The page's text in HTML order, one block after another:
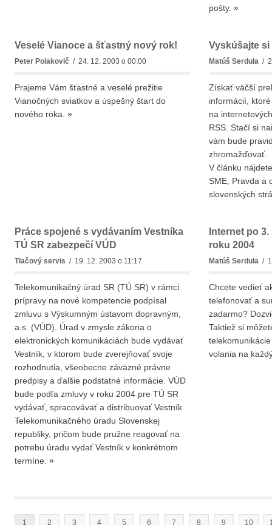
pošty. »
Veselé Vianoce a šťastný nový rok!
Peter Polakovič / 24. 12. 2003 o 00:00
Prajeme Vám šťastné a veselé prežitie
Vianočných sviatkov a úspešný štart do
nového roka. »
Vyskúšajte si
Matúš Serdula/
Získať väčší
informácií,
na
RSS. Stačí si
vám bude
zhromažďovať.
V článku
SME, Pravda a
slovenských
Práce spojené s vydávaním Vestníka
TÚ SR zabezpečí VÚD
Tlačový servis / 19. 12. 2003 o 11:17
Telekomunikačný úrad SR (TÚ SR) v rámci
prípravy na nové kompetencie podpísal
zmluvu s Výskumným ústavom dopravným,
a.s. (VÚD). Úrad v zmysle zákona o
elektronických komunikáciách bude vydávať
Vestník, v ktorom bude zverejňovať svoje
rozhodnutia, všeobecne záväzné právne
predpisy a ďalšie podstatné informácie. VÚD
bude podľa zmluvy v roku 2004 pre TÚ SR
vydávať, spracovávať a distribuovať Vestník
Telekomunikačného úradu Slovenskej
republiky, pričom bude pružne reagovať na
potrebu úradu vydať Vestník v konkrétnom
termíne. »
Internet po
roku 2004
Matúš Serdula/
Chcete vedieť
telefonovať a
zadarmo?
Taktiež si
volania na
1 2 3 4 5 6 7 8 9 10